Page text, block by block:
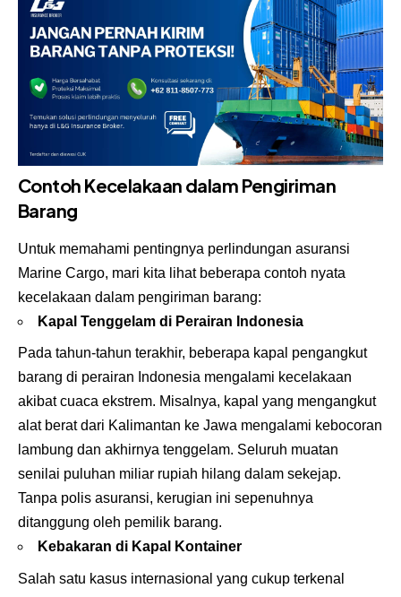
Contoh Kecelakaan dalam Pengiriman
Barang
Untuk memahami pentingnya perlindungan asuransi
Marine Cargo, mari kita lihat beberapa contoh nyata
kecelakaan dalam pengiriman barang:
Kapal Tenggelam di Perairan Indonesia
Pada tahun-tahun terakhir, beberapa kapal pengangkut
barang di perairan Indonesia mengalami kecelakaan
akibat cuaca ekstrem. Misalnya, kapal yang mengangkut
alat berat dari Kalimantan ke Jawa mengalami kebocoran
lambung dan akhirnya tenggelam. Seluruh muatan
senilai puluhan miliar rupiah hilang dalam sekejap.
Tanpa polis asuransi, kerugian ini sepenuhnya
ditanggung oleh pemilik barang.
Kebakaran di Kapal Kontainer
Salah satu kasus internasional yang cukup terkenal